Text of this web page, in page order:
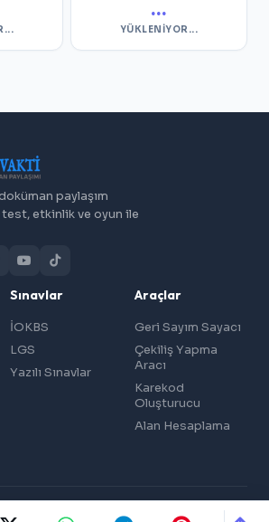
...
YÜKLENIYOR...
paylaşım
etkinlik ve oyun ile
Sınavlar
İOKBS
LGS
Yazılı Sınavlar
Araçlar
Geri Sayım Sayacı
Çekiliş Yapma
Aracı
Karekod
Oluşturucu
Alan Hesaplama
— Matematik Bilgi ve Doküman Paylaşımı